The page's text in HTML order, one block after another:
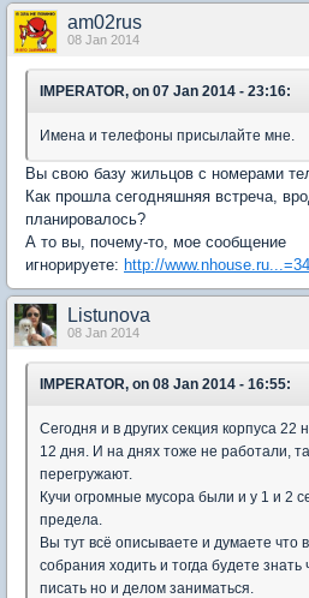
am02rus
08 Jan 2014
IMPERATOR, on 07 Jan 2014 - 23:16:
Имена и телефоны присылайте мне.
Вы свою базу жильцов с номерами
Как прошла сегодняшняя встреча,
планировалось?
А то вы, почему-то, мое сообщение
игнорируете: http://
Listunova
08 Jan 2014
IMPERATOR, on 08 Jan 2014 - 16:55:
Сегодня и в других секция корпуса
12 дня. И на днях тоже не работали,
перегружают.
Кучи огромные мусора были и у 1 и 2
предела.
Вы тут всё описываете и думаете
собрания ходить и тогда будете знать
писать но и делом заниматься.